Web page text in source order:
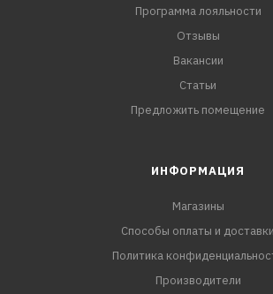
Программа лояльности
Отзывы
Вакансии
Статьи
Предложить помещение
ИНФОРМАЦИЯ
Магазины
Способы оплаты и доставки
Политика
Производители